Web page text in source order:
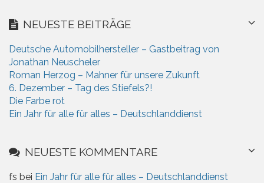
m
n
e
NEUESTE BEITRÄGE
Deutsche Automobilhersteller – Gastbeitrag von
Jonathan Neuscheler
Roman Herzog – Mahner für unsere Zukunft
6. Dezember – Tag des Stiefels?!
Die Farbe rot
Ein Jahr für alle für alles – Deutschlanddienst
NEUESTE KOMMENTARE
fs bei Ein Jahr für alle für alles – Deutschlanddienst